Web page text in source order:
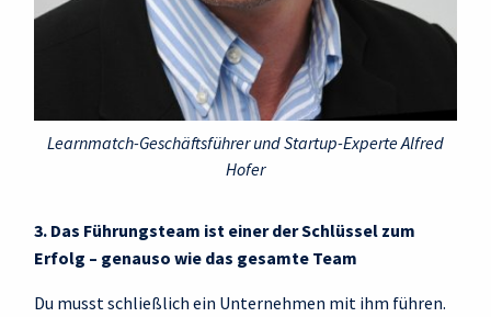
Learnmatch-Geschäftsführer und Startup-Experte Alfred
Hofer
3. Das Führungsteam ist einer der Schlüssel zum
Erfolg – genauso wie das gesamte Team
Du musst schließlich ein Unternehmen mit ihm führen.